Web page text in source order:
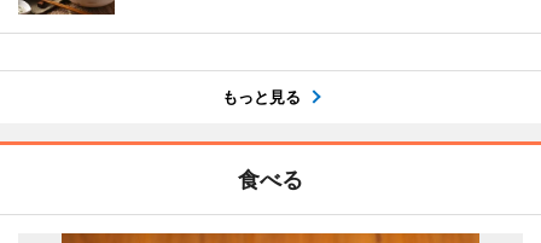
もっと見る
食べる